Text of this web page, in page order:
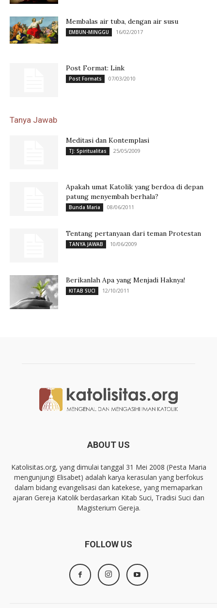
Membalas air tuba, dengan air susu
EMBUN-MINGGU 16/02/2017
Post Format: Link
Post Formats 07/03/2010
Tanya Jawab
Meditasi dan Kontemplasi
TJ: Spiritualitas 25/05/2009
Apakah umat Katolik yang berdoa di depan
patung menyembah berhala?
Bunda Maria 08/06/2011
Tentang pertanyaan dari teman Protestan
TANYA JAWAB 10/06/2009
Berikanlah Apa yang Menjadi Haknya!
KITAB SUCI 12/10/2011
ABOUT US
Katolisitas.org, yang dimulai tanggal 31 Mei 2008 (Pesta Maria
mengunjungi Elisabet) adalah karya kerasulan yang berfokus
dalam bidang evangelisasi dan katekese, yang memaparkan
ajaran Gereja Katolik berdasarkan Kitab Suci, Tradisi Suci dan
Magisterium Gereja.
FOLLOW US